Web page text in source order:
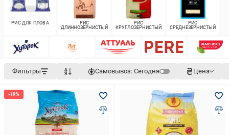
РИС ДЛЯ ПЛОВА
РИС
ДЛИННОЗЕРНИСТЫЙ
РИС
КРУГЛОЗЕРНИСТЫЙ
РИС
СРЕДНЕЗЕРНИСТЫЙ
Фильтры Самовывоз: Сегодня Цена